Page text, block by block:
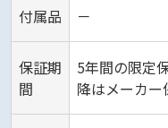
付属品 －
保証期
間
5年間の限定
降はメーカー